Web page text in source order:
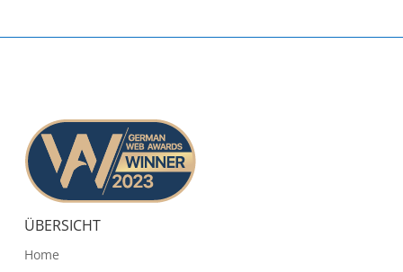
ÜBERSICHT
Home